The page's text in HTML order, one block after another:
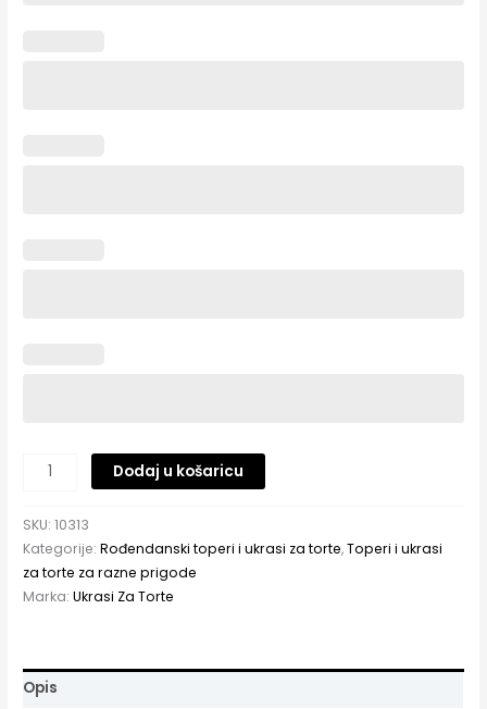
Dodaj u košaricu
SKU:10313
Kategorije:Rođendanski toperi i ukrasi za torte,Toperi i ukrasi
za torte za razne prigode
Marka:Ukrasi Za Torte
Opis